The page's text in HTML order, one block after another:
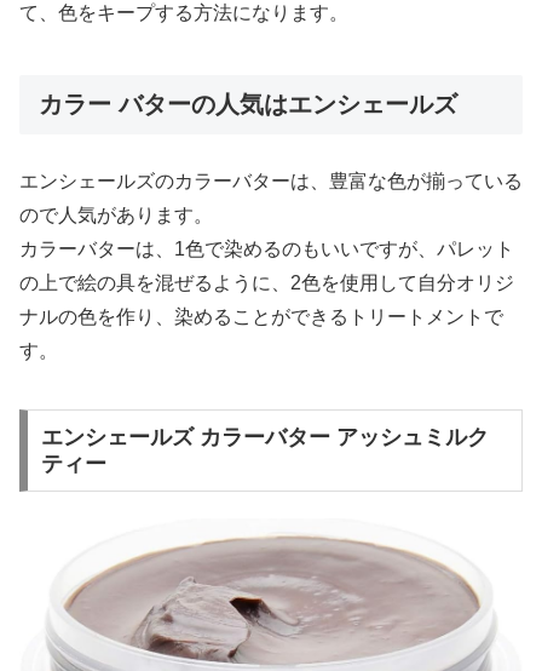
て、色をキープする方法になります。
カラー バターの人気はエンシェールズ
エンシェールズのカラーバターは、豊富な色が揃っている
ので人気があります。
カラーバターは、1色で染めるのもいいですが、パレット
の上で絵の具を混ぜるように、2色を使用して自分オリジ
ナルの色を作り、染めることができるトリートメントで
す。
エンシェールズ カラーバター アッシュミルク
ティー